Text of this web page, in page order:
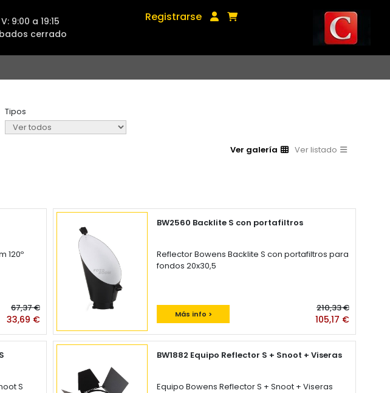
9:00 a 19:15
cerrado
Registrarse
Tipos
Ver galería Ver listado
120º
67,37 €
33,69 €
BW2560 Backlite S con portafiltros
Reflector Bowens Backlite S con portafiltros para
fondos 20x30,5
Más info >
210,33 €
105,17 €
S
BW1882 Equipo Reflector S + Snoot + Viseras
Equipo Bowens Reflector S + Snoot + Viseras